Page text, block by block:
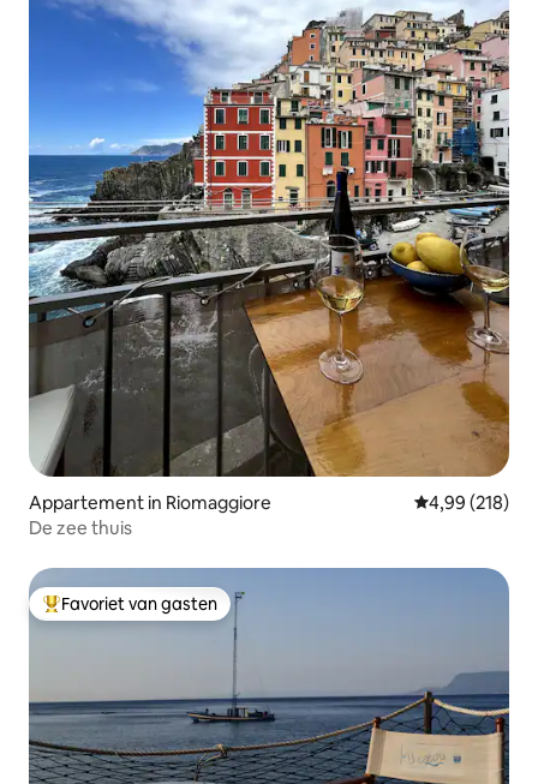
Appartement in Riomaggiore Gemiddelde
4,99 (218)
De zee thuis
Topfavoriet van gasten
Favoriet van gasten